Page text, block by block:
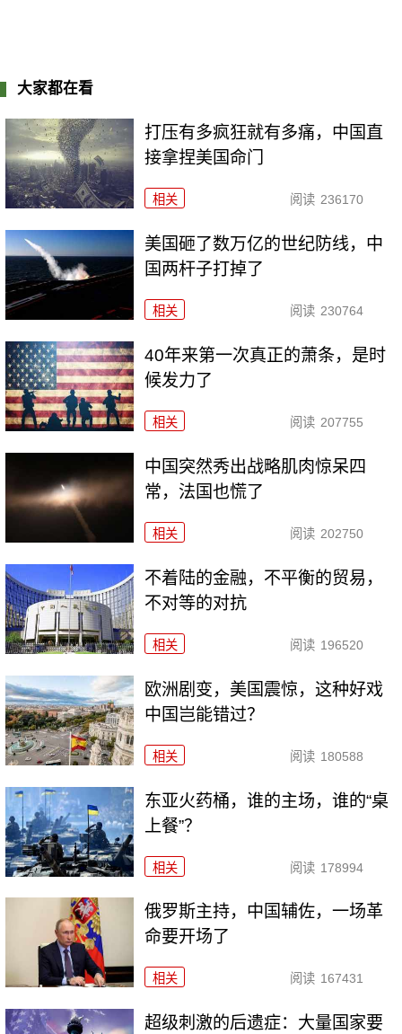
大家都在看
打压有多疯狂就有多痛，中国直
接拿捏美国命门
相关 阅读 236170
美国砸了数万亿的世纪防线，中
国两杆子打掉了
相关 阅读 230764
40年来第一次真正的萧条，是时
候发力了
相关 阅读 207755
中国突然秀出战略肌肉惊呆四
常，法国也慌了
相关 阅读 202750
不着陆的金融，不平衡的贸易，
不对等的对抗
相关 阅读 196520
欧洲剧变，美国震惊，这种好戏
中国岂能错过？
相关 阅读 180588
东亚火药桶，谁的主场，谁的“桌
上餐”？
相关 阅读 178994
俄罗斯主持，中国辅佐，一场革
命要开场了
相关 阅读 167431
超级刺激的后遗症：大量国家要